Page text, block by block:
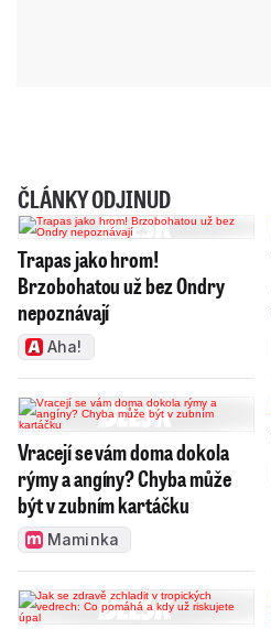
ČLÁNKY ODJINUD
Trapas jako hrom!
Brzobohatou už bez Ondry
nepoznávají
Aha!
Vracejí se vám doma dokola
rýmy a angíny? Chyba může
být v zubním kartáčku
Maminka